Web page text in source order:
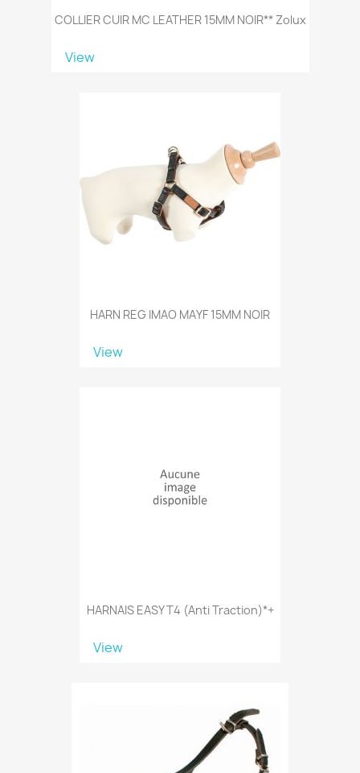
COLLIER CUIR MC LEATHER 15MM NOIR** Zolux
View
HARN REG IMAO MAYF 15MM NOIR
View
HARNAIS EASY T4 (anti Traction)*+
View